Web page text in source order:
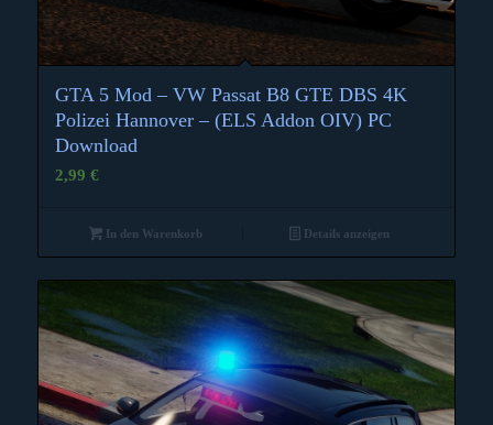
GTA 5 Mod – VW Passat B8 GTE DBS 4K
Polizei Hannover – (ELS Addon OIV) PC
Download
2,99 €
In den Warenkorb Details anzeigen